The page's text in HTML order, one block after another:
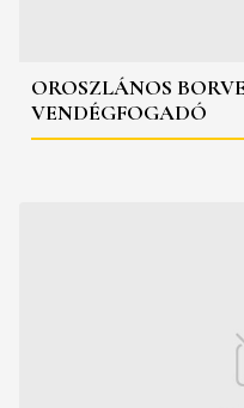
OROSZLÁNOS
VENDÉGFOGADÓ